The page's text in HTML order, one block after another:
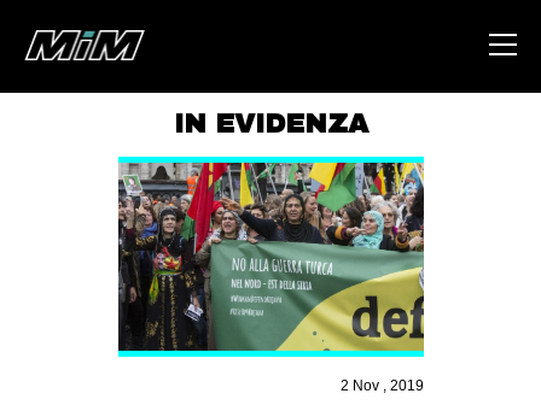
ABOUT
AREA
DEGENERAZIONE
GAZA FREESTYLE
CSOA LAMBRETTA
IN EVIDENZA
2 Nov , 2019